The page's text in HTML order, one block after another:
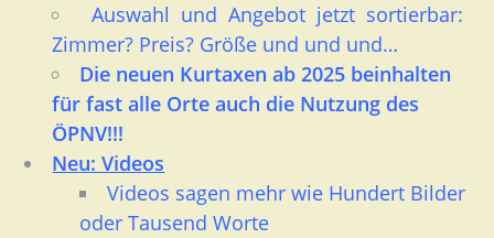
Auswahl und Angebot jetzt sortierbar:
Zimmer? Preis? Größe und und und…
Die neuen Kurtaxen ab 2025 beinhalten
für fast alle Orte auch die Nutzung des
ÖPNV!!!
Neu: Videos
Videos sagen mehr wie Hundert Bilder
oder Tausend Worte